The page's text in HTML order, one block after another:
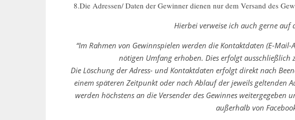
8.Die Adressen/ Daten der Gewinner dienen nur dem Versand des
Hierbei verweise ich auch gerne auf
“Im Rahmen von Gewinnspielen werden die Kontaktdaten (E-
nötigen Umfang erhoben. Dies erfolgt ausschließlich
Die Löschung der Adress- und Kontaktdaten erfolgt direkt nach
einem späteren Zeitpunkt oder nach Ablauf der jeweils geltenden
werden höchstens an die Versender des Gewinnes
außerhalb von